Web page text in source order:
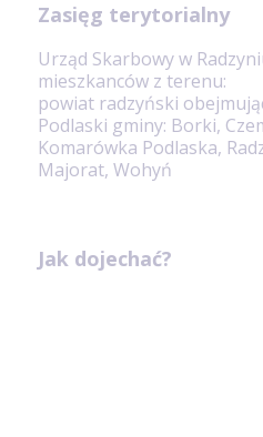
Zasięg terytorialny
Urząd Skarbowy w
mieszkanców z terenu:
powiat radzyński
Podlaski gminy: Borki,
Komarówka Podlaska,
Majorat, Wohyń
Jak dojechać?